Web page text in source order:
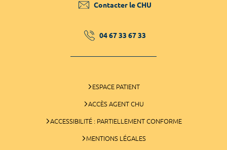
Contacter le CHU
04 67 33 67 33
ESPACE PATIENT
ACCÈS AGENT CHU
ACCESSIBILITÉ : PARTIELLEMENT CONFORME
MENTIONS LÉGALES